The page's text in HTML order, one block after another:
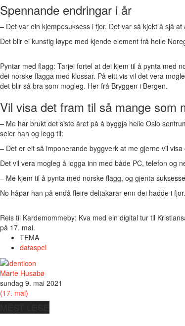
Spennande endringar i år
– Det var ein kjempesuksess i fjor. Det var så kjekt å sjå
Det blir ei kunstig løype med kjende element frå heile
Pyntar med flagg: Tarjei fortel at dei kjem til å pynta med
dei norske flagga med klossar. På eitt vis vil det vera
det blir så bra som mogleg. Her frå Bryggen i Bergen.
Vil visa det fram til så mange som
– Me har brukt det siste året på å byggja heile Oslo
seier han og legg til:
– Det er eit så imponerande byggverk at me gjerne vil
Det vil vera mogleg å logga inn med både PC, telefon og
– Me kjem til å pynta med norske flagg, og gjenta
No håpar han på endå fleire deltakarar enn dei hadde i fjor.
Reis til Kardemommeby: Kva med ein digital tur til
på 17. mai.
TEMA
dataspel
Marte Husabø
sundag 9. mai 2021
(17. mai)